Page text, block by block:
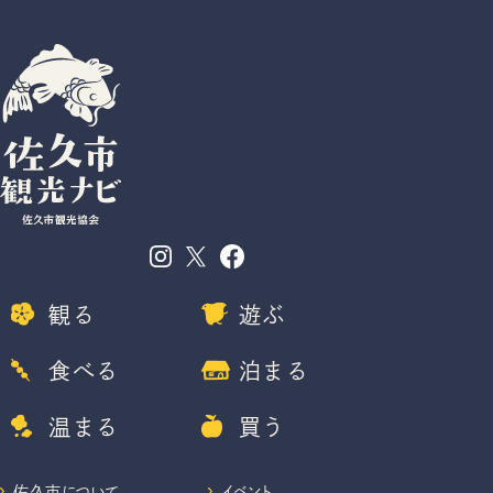
観る 遊ぶ
食べる 泊まる
温まる 買う